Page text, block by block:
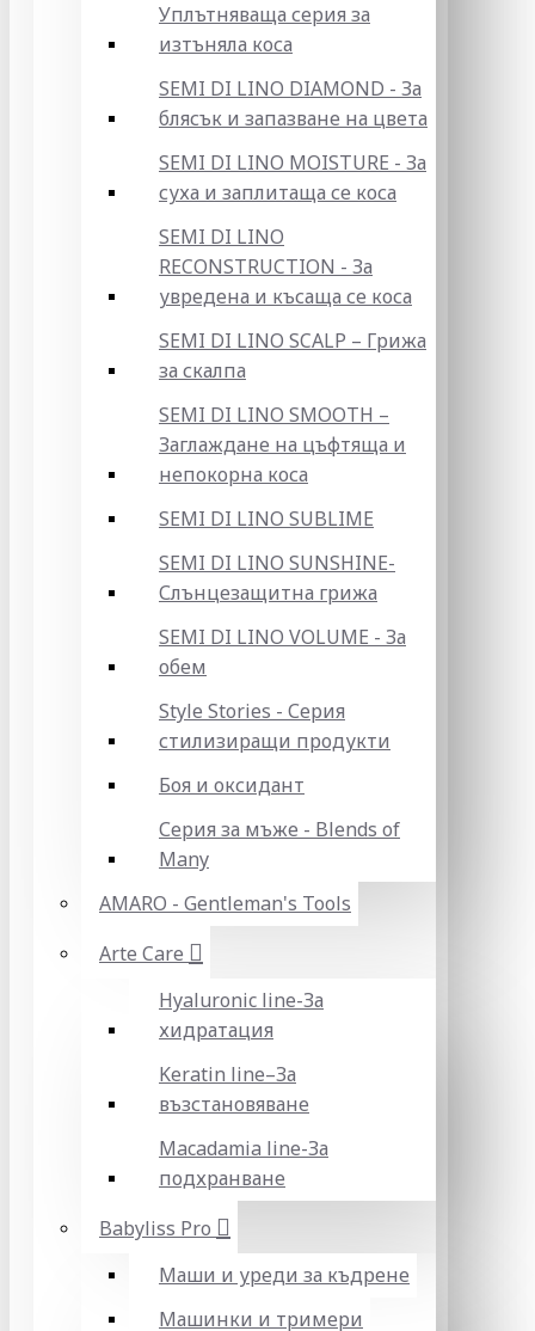
Уплътняваща серия за
изтъняла коса
SEMI DI LINO DIAMOND - За
блясък и запазване на цвета
SEMI DI LINO MOISTURE - За
суха и заплитаща се коса
SEMI DI LINO
RECONSTRUCTION - За
увредена и късаща се коса
SEMI DI LINO SCALP – Грижа
за скалпа
SEMI DI LINO SMOOTH –
Заглаждане на цъфтяща и
непокорна коса
SEMI DI LINO SUBLIME
SEMI DI LINO SUNSHINE-
Слънцезащитна грижа
SEMI DI LINO VOLUME - За
обем
Style Stories - Серия
стилизиращи продукти
Боя и оксидант
Серия за мъже - Blends of
Many
AMARO - Gentleman's Tools
Arte Care
Hyaluronic line-За
хидратация
Keratin line–За
възстановяване
Macadamia line-За
подхранване
Babyliss Pro
Маши и уреди за къдрене
Машинки и тримери